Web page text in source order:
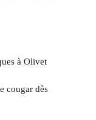
à Olivet
cougar dès